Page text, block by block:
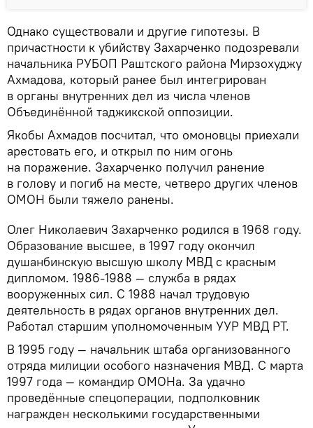
Однако существовали и другие гипотезы. В
причастности к убийству Захарченко подозревали
начальника РУБОП Раштского района Мирзохуджу
Ахмадова, который ранее был интегрирован
в органы внутренних дел из числа членов
Объединённой таджикской оппозиции.
Якобы Ахмадов посчитал, что омоновцы приехали
арестовать его, и открыл по ним огонь
на поражение. Захарченко получил ранение
в голову и погиб на месте, четверо других членов
ОМОН были тяжело ранены.
Олег Николаевич Захарченко родился в 1968 году.
Образование высшее, в 1997 году окончил
душанбинскую высшую школу МВД с красным
дипломом. 1986-1988 — служба в рядах
вооруженных сил. С 1988 начал трудовую
деятельность в рядах органов внутренних дел.
Работал старшим уполномоченным УУР МВД РТ.
В 1995 году — начальник штаба организованного
отряда милиции особого назначения МВД. С марта
1997 года — командир ОМОНа. За удачно
проведённые спецоперации, подполковник
награжден несколькими государственными